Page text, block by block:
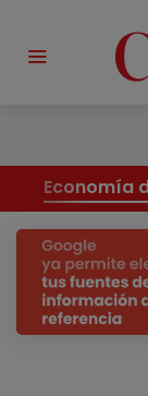
Economía